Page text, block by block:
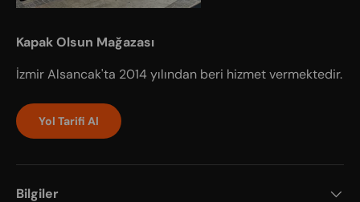
Kapak Olsun Mağazası
İzmir Alsancak'ta 2014 yılından beri hizmet vermektedir.
Yol Tarifi Al
Bilgiler